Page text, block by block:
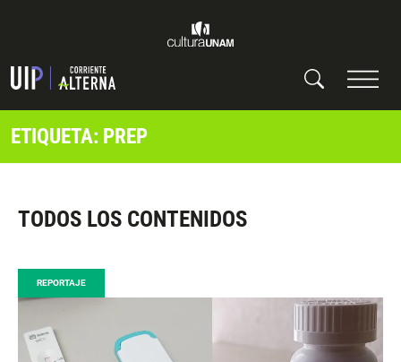
ETIQUETA: PREP
TODOS LOS CONTENIDOS
REPORTAJE